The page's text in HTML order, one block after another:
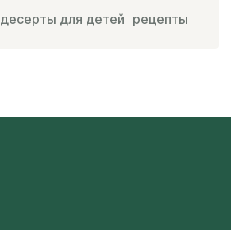
десерты для детей рецепты